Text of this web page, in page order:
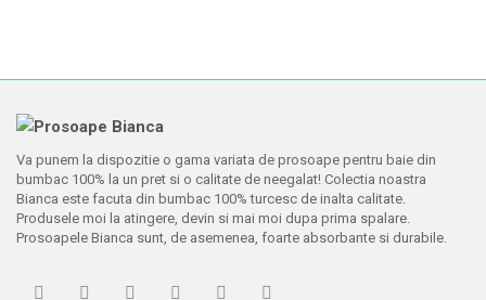
Va punem la dispozitie o gama variata de prosoape pentru baie din
bumbac 100% la un pret si o calitate de neegalat! Colectia noastra
Bianca este facuta din bumbac 100% turcesc de inalta calitate.
Produsele moi la atingere, devin si mai moi dupa prima spalare.
Prosoapele Bianca sunt, de asemenea, foarte absorbante si durabile.